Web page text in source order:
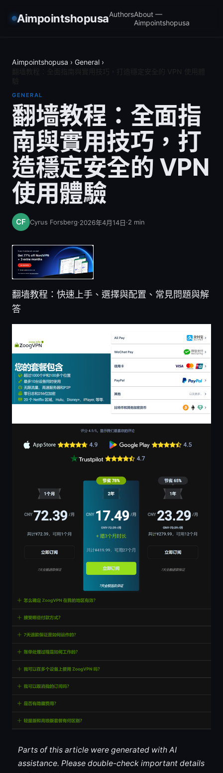
AimpointshopusaAuthorsAbout —
Aimpointshopusa
Aimpointshopusa › General ›
GENERAL
翻墙教程：全面指
南與實用技巧，打
造穩定安全的 VPN
使用體驗
Cyrus Forsberg·2026年4月14日·2 min
翻墙教程：快速上手、選擇與配置、常見問題與解
答
Parts of this article were generated with AI
assistance. Please double-check important details